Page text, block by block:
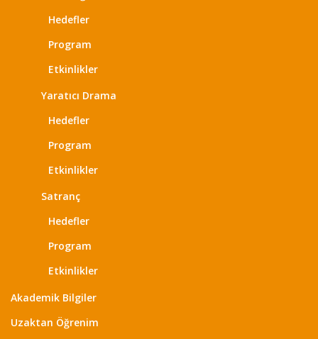
Hedefler
Program
Etkinlikler
Yaratıcı Drama
Hedefler
Program
Etkinlikler
Satranç
Hedefler
Program
Etkinlikler
Akademik Bilgiler
Uzaktan Öğrenim